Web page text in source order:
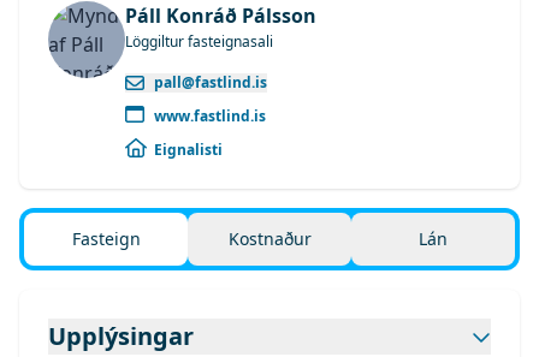
Páll Konráð Pálsson
Löggiltur fasteignasali
pall@fastlind.is
www.fastlind.is
Eignalisti
Fasteign Kostnaður Lán
Upplýsingar